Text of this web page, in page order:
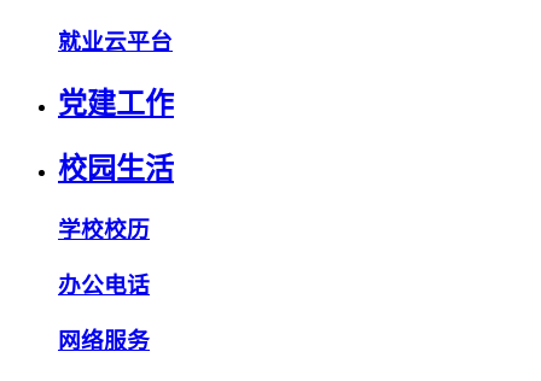
就业云平台
党建工作
校园生活
学校校历
办公电话
网络服务